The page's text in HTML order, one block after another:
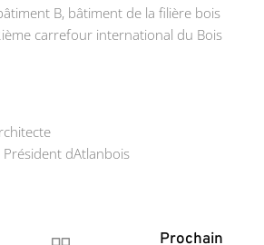
B, bâtiment de la filière bois
carrefour international du Bois
dAtlanbois
Prochain